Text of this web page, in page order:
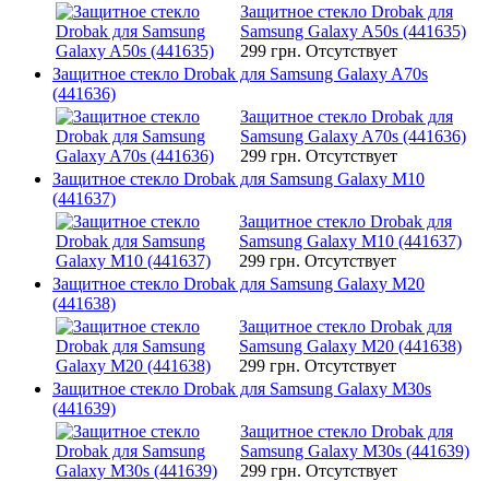
Защитное стекло Drobak для
Samsung Galaxy A50s (441635)
299 грн. Отсутствует
Защитное стекло Drobak для Samsung Galaxy A70s
(441636)
Защитное стекло Drobak для
Samsung Galaxy A70s (441636)
299 грн. Отсутствует
Защитное стекло Drobak для Samsung Galaxy M10
(441637)
Защитное стекло Drobak для
Samsung Galaxy M10 (441637)
299 грн. Отсутствует
Защитное стекло Drobak для Samsung Galaxy M20
(441638)
Защитное стекло Drobak для
Samsung Galaxy M20 (441638)
299 грн. Отсутствует
Защитное стекло Drobak для Samsung Galaxy M30s
(441639)
Защитное стекло Drobak для
Samsung Galaxy M30s (441639)
299 грн. Отсутствует